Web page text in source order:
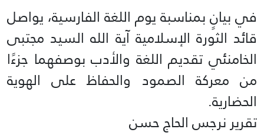
في بيانٍ بمناسبة يوم اللغة الفارسية، يواصل
قائد الثورة الإسلامية آية الله السيد مجتبى
الخامنئي تقديم اللغة والأدب بوصفهما جزءًا
من معركة الصمود والحفاظ على الهوية
الحضارية.
تقرير نرجس الحاج حسن